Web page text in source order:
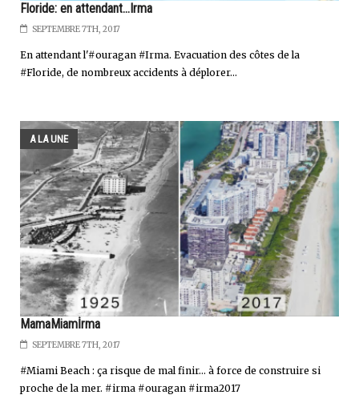
Floride: en attendant...Irma
SEPTEMBRE 7TH, 2017
En attendant l'#ouragan #Irma. Evacuation des côtes de la
#Floride, de nombreux accidents à déplorer...
A LA UNE
MamaMiamİrma
SEPTEMBRE 7TH, 2017
#Miami Beach : ça risque de mal finir... à force de construire si
proche de la mer. #irma #ouragan #irma2017